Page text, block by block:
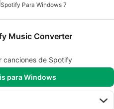
Spotify Para Windows 7
Music Converter
canciones de Spotify
para Windows